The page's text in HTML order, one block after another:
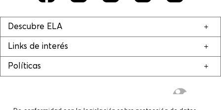
Descubre ELA
Links de interés
Políticas